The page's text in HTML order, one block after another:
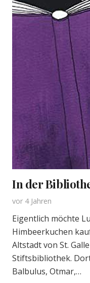
In der
vor 4 Jahren
Eigentlich möchte
Himbeerkuchen
Altstadt von St.
Stiftsbibliothek.
Balbulus, Otmar,…